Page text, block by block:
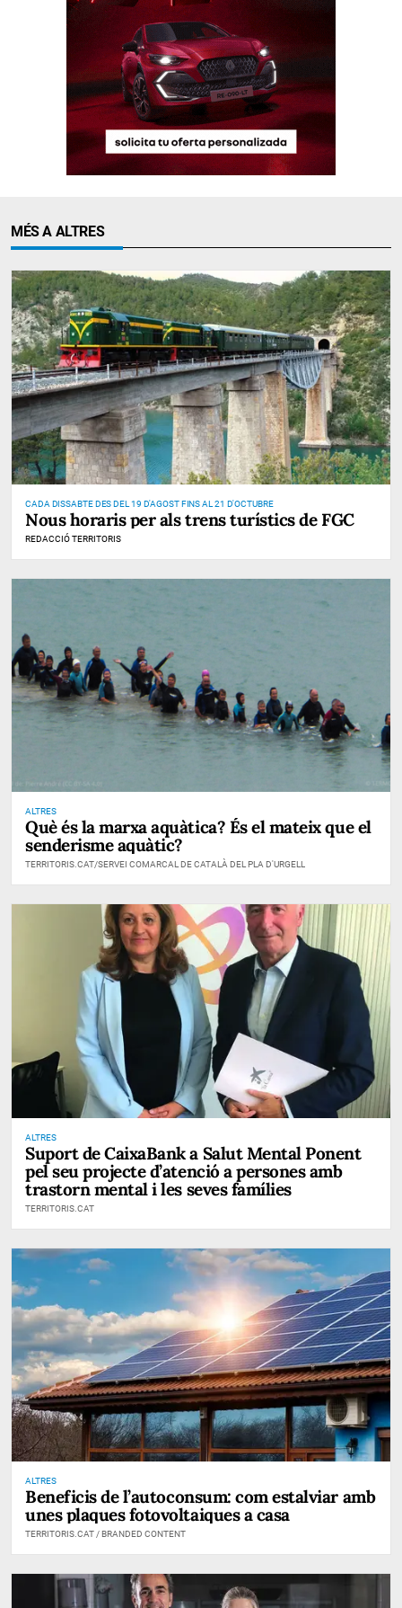
MÉS A ALTRES
CADA DISSABTE DES DEL 19 D'AGOST FINS AL 21 D'OCTUBRE
Nous horaris per als trens turístics de FGC
REDACCIÓ TERRITORIS
ALTRES
Què és la marxa aquàtica? És el mateix que el
senderisme aquàtic?
TERRITORIS.CAT/SERVEI COMARCAL DE CATALÀ DEL PLA D'URGELL
ALTRES
Suport de CaixaBank a Salut Mental Ponent
pel seu projecte d’atenció a persones amb
trastorn mental i les seves famílies
TERRITORIS.CAT
ALTRES
Beneficis de l’autoconsum: com estalviar amb
unes plaques fotovoltaiques a casa
TERRITORIS.CAT / BRANDED CONTENT